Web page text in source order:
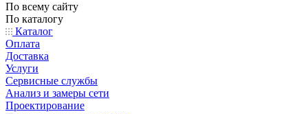
По всему сайту
По каталогу
Каталог
Оплата
Доставка
Услуги
Сервисные службы
Анализ и замеры сети
Проектирование